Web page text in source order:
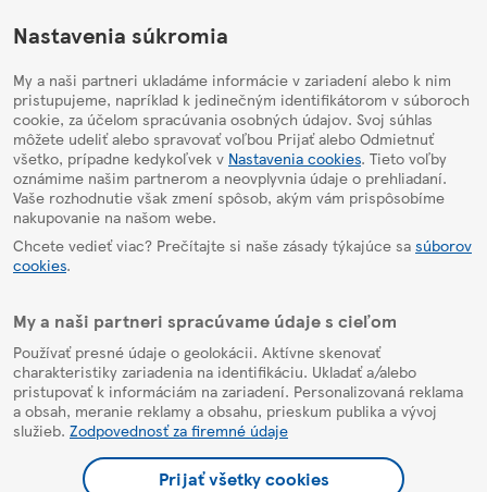
HelpPage
Nastavenia súkromia
My a naši partneri ukladáme informácie v zariadení alebo k nim
pristupujeme, napríklad k jedinečným identifikátorom v súboroch
cookie, za účelom spracúvania osobných údajov. Svoj súhlas
môžete udeliť alebo spravovať voľbou Prijať alebo Odmietnuť
všetko, prípadne kedykoľvek v Nastavenia cookies. Tieto voľby
oznámime našim partnerom a neovplyvnia údaje o prehliadaní.
Vaše rozhodnutie však zmení spôsob, akým vám prispôsobíme
nakupovanie na našom webe.
Chcete vedieť viac? Prečítajte si naše zásady týkajúce sa súborov
cookies.
My a naši partneri spracúvame údaje s cieľom
Používať presné údaje o geolokácii. Aktívne skenovať
charakteristiky zariadenia na identifikáciu. Ukladať a/alebo
pristupovať k informáciám na zariadení. Personalizovaná reklama
a obsah, meranie reklamy a obsahu, prieskum publika a vývoj
služieb. Zodpovednosť za firemné údaje
Prijať všetky cookies